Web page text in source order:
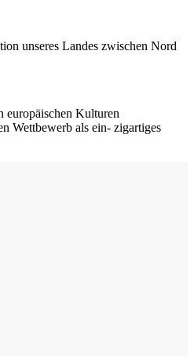
unseres Landes zwischen Nord
europäischen Kulturen
Wettbewerb als ein- zigartiges